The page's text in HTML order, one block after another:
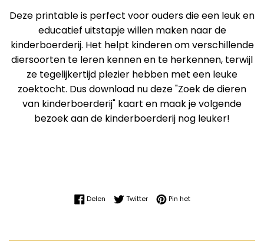
Deze printable is perfect voor ouders die een leuk en
educatief uitstapje willen maken naar de
kinderboerderij. Het helpt kinderen om verschillende
diersoorten te leren kennen en te herkennen, terwijl
ze tegelijkertijd plezier hebben met een leuke
zoektocht. Dus download nu deze "Zoek de dieren
van kinderboerderij" kaart en maak je volgende
bezoek aan de kinderboerderij nog leuker!
DelenDelen op Facebook
TwitterTwitteren op Twitter
Pin hetPinnen op Pinterest